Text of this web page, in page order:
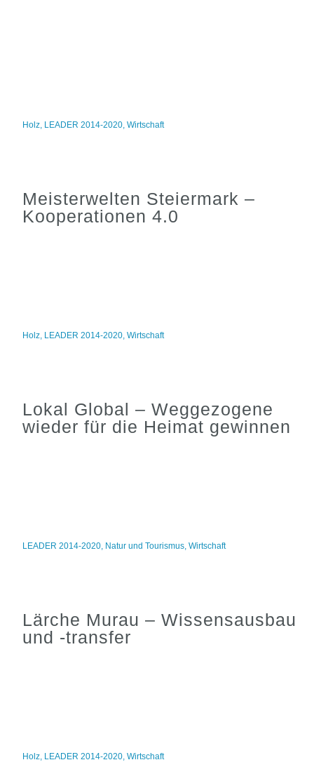
Holz, LEADER 2014-2020,Wirtschaft
Meisterwelten Steiermark –
Kooperationen 4.0
Holz, LEADER 2014-2020,Wirtschaft
Lokal Global – Weggezogene
wieder für die Heimat gewinnen
LEADER 2014-2020, Natur und Tourismus,Wirtschaft
Lärche Murau – Wissensausbau
und -transfer
Holz, LEADER 2014-2020,Wirtschaft